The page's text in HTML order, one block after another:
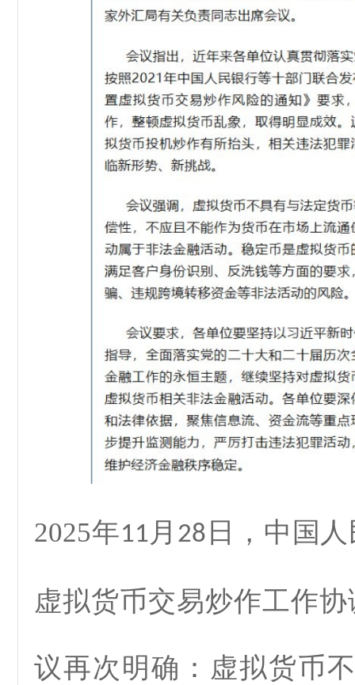
2025年11 月 28 日，中国
虚拟货币交易炒作工作
议再次明确：虚拟货币